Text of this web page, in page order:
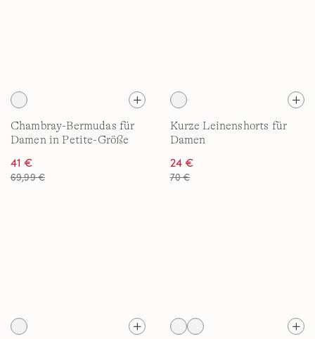
Chambray-Bermudas für
Damen in Petite-Größe
41 €
69,99 €
Kurze Leinenshorts für
Damen
24 €
70 €